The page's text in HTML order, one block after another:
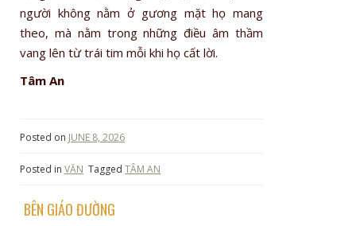
người không nằm ở gương mặt họ mang
theo, mà nằm trong những điều âm thầm
vang lên từ trái tim mỗi khi họ cất lời.
Tâm An
Posted on JUNE 8, 2026
Posted in VĂN Tagged TÂM AN
BÊN GIÁO ĐƯỜNG